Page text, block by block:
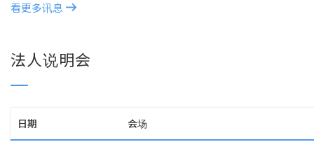
看更多讯息
法人说明会
日期 会场